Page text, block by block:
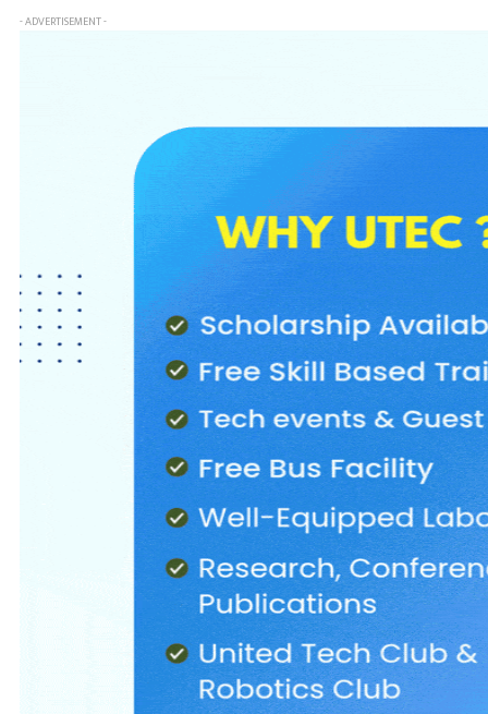
- ADVERTISEMENT -